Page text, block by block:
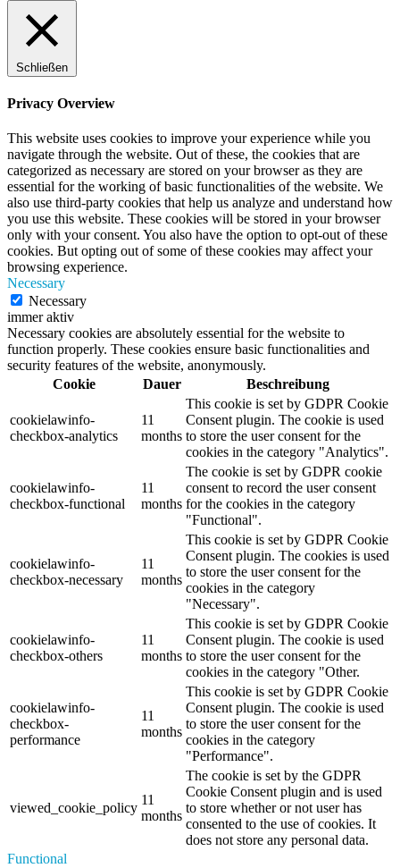
Schließen
Privacy Overview
This website uses cookies to improve your experience while you
navigate through the website. Out of these, the cookies that are
categorized as necessary are stored on your browser as they are
essential for the working of basic functionalities of the website. We
also use third-party cookies that help us analyze and understand how
you use this website. These cookies will be stored in your browser
only with your consent. You also have the option to opt-out of these
cookies. But opting out of some of these cookies may affect your
browsing experience.
Necessary
Necessary
immer aktiv
Necessary cookies are absolutely essential for the website to
function properly. These cookies ensure basic functionalities and
security features of the website, anonymously.
Cookie
Dauer Beschreibung
cookielawinfo-
checkbox-analytics
11
months
This cookie is set by GDPR Cookie
Consent plugin. The cookie is used
to store the user consent for the
cookies in the category "Analytics".
cookielawinfo-
checkbox-functional
11
months
The cookie is set by GDPR cookie
consent to record the user consent
for the cookies in the category
"Functional".
cookielawinfo-
checkbox-necessary
11
months
This cookie is set by GDPR Cookie
Consent plugin. The cookies is used
to store the user consent for the
cookies in the category
"Necessary".
cookielawinfo-
checkbox-others
11
months
This cookie is set by GDPR Cookie
Consent plugin. The cookie is used
to store the user consent for the
cookies in the category "Other.
cookielawinfo-
checkbox-
performance
11
months
This cookie is set by GDPR Cookie
Consent plugin. The cookie is used
to store the user consent for the
cookies in the category
"Performance".
viewed_cookie_policy
11
months
The cookie is set by the GDPR
Cookie Consent plugin and is used
to store whether or not user has
consented to the use of cookies. It
does not store any personal data.
Functional